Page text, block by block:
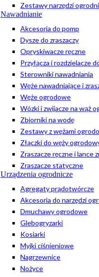
Zestawy narzędzi
Nawadnianie
Akcesoria do pomp
Dysze do zraszaczy
Opryskiwacze ręczne
Przyłącza i rozdzielacze
Sterowniki nawadniania
Węże nawadniające i
Węże ogrodowe
Wózki i zwijacze na wąż
Zbiorniki na wodę
Zestawy z wężami
Złączki do węży
Zraszacze ręczne i lance
Zraszacze statyczne
Urządzenia ogrodnicze
Agregaty prądotwórcze
Akcesoria do narzędzi
Dmuchawy ogrodowe
Glebogryzarki
Kosiarki
Myjki ciśnieniowe
Nagrzewnice
Nożyce